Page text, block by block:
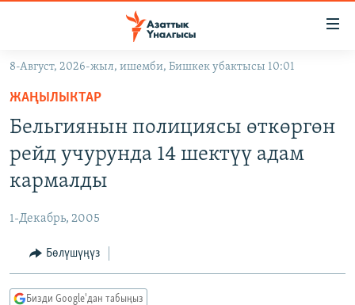
Навигацияга
өтүңүз
Издөөгө
салыңыз
МАДАНИЯТ
УКРАИНА
ТВ ПРОГРАММАЛАР
БҮГҮН АЗАТТЫКТА
ПОДКАСТ
8-Август, 2026-жыл, ишемби, Бишкек убактысы 10:01
ЖАҢЫЛЫКТАР
Бельгиянын полициясы өткөргөн
рейд учурунда 14 шектүү адам
кармалды
1-Декабрь, 2005
Бөлүшүңүз
Бизди Google'дан табыңыз